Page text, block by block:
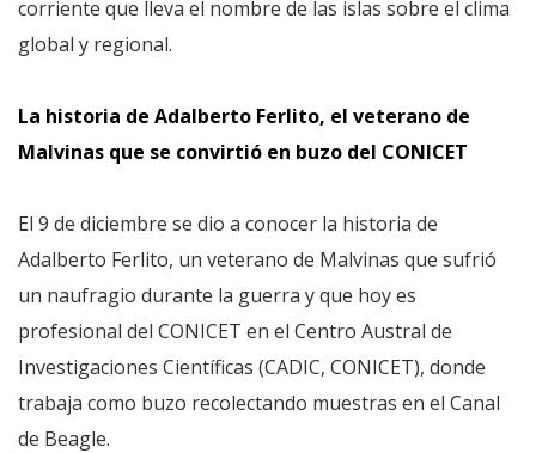
corriente que lleva el nombre de las islas sobre el clima
global y regional.
La historia de Adalberto Ferlito, el veterano de
Malvinas que se convirtió en buzo del CONICET
El 9 de diciembre se dio a conocer la historia de
Adalberto Ferlito, un veterano de Malvinas que sufrió
un naufragio durante la guerra y que hoy es
profesional del CONICET en el Centro Austral de
Investigaciones Científicas (CADIC, CONICET), donde
trabaja como buzo recolectando muestras en el Canal
de Beagle.